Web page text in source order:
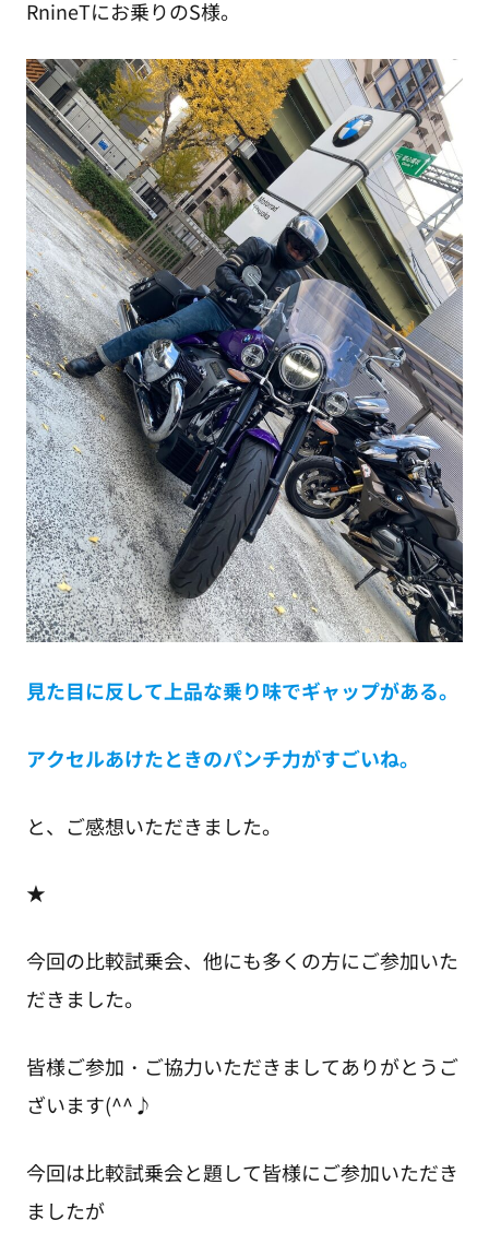
RnineTにお乗りのS様。
見た目に反して上品な乗り味でギャップがある。
アクセルあけたときのパンチ力がすごいね。
と、ご感想いただきました。
★
今回の比較試乗会、他にも多くの方にご参加いた
だきました。
皆様ご参加・ご協力いただきましてありがとうご
ざいます(^^♪
今回は比較試乗会と題して皆様にご参加いただき
ましたが